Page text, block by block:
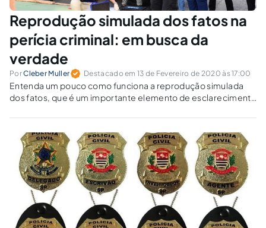
Reprodução simulada dos fatos na
perícia criminal: em busca da
verdade
PorCleber Muller Destacado em 13 de Fevereiro de 2020 às 17:00
Entenda um pouco como funciona a reprodução simulada
dos fatos, que é um importante elemento de esclarecimento
depoimentos de testemunhas, vítimas e réu.